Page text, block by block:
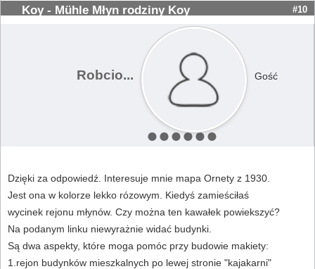
Koy - Mühle Młyn rodziny Koy #10
Robcio... Gość
Dzięki za odpowiedź. Interesuje mnie mapa Ornety z 1930.
Jest ona w kolorze lekko rózowym. Kiedyś zamieściłaś
wycinek rejonu młynów. Czy można ten kawałek powiekszyć?
Na podanym linku niewyrażnie widać budynki.
Są dwa aspekty, które moga pomóc przy budowie makiety:
1.rejon budynków mieszkalnych po lewej stronie "kajakarni"